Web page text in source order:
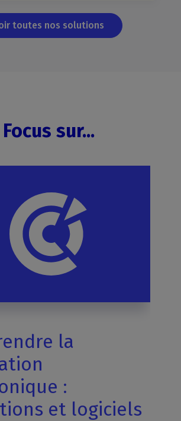
toutes nos solutions
Focus sur...
la
:
et logiciels